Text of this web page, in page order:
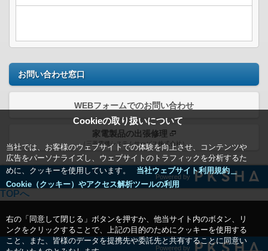
Cookieの取り扱いについて
当社では、お客様のウェブサイトでの体験を向上させ、コンテンツや
広告をパーソナライズし、ウェブサイトのトラフィックを分析するた
めに、クッキーを使用しています。
当社ウェブサイト利用規約＿
Cookie（クッキー）やアクセス解析ツールの利用
右の「同意して閉じる」ボタンを押すか、他当サイト内のボタン、リ
ンクをクリックすることで、上記の目的のためにクッキーを使用する
こと、また、皆様のデータを提携先や委託先と共有することに同意い
お問い合わせ窓口
WEBフォームでのお問い合わせ
家電製品の出張修理
（三菱電機システムサービス株式会社）
Powered by
TOPへ
Powered by